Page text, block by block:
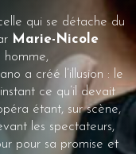
qui se détache du
Marie-Nicole
homme,
a créé l’illusion : le
ce qu’il devait
étant, sur scène,
les spectateurs,
pour sa promise et